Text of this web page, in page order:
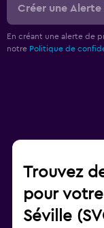
Créer une Alerte
En créant une alerte de
notre Politique de
Trouvez
pour
Séville